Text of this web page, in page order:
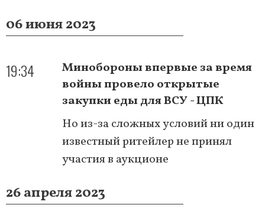
06 июня 2023
19:34
Минобороны впервые за время
войны провело открытые
закупки еды для ВСУ - ЦПК
Но из-за сложных условий ни один
известный ритейлер не принял
участия в аукционе
26 апреля 2023